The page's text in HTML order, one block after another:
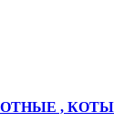
, КОТЫ